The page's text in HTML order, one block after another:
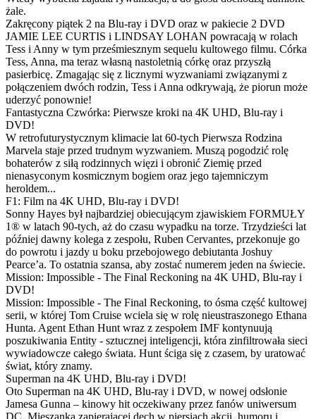
żale.
Zakręcony piątek 2 na Blu-ray i DVD oraz w pakiecie 2 DVD
JAMIE LEE CURTIS i LINDSAY LOHAN powracają w rolach
Tess i Anny w tym prześmiesznym sequelu kultowego filmu. Córka
Tess, Anna, ma teraz własną nastoletnią córkę oraz przyszłą
pasierbicę. Zmagając się z licznymi wyzwaniami związanymi z
połączeniem dwóch rodzin, Tess i Anna odkrywają, że piorun może
uderzyć ponownie!
Fantastyczna Czwórka: Pierwsze kroki na 4K UHD, Blu-ray i
DVD!
W retrofuturystycznym klimacie lat 60-tych Pierwsza Rodzina
Marvela staje przed trudnym wyzwaniem. Muszą pogodzić rolę
bohaterów z siłą rodzinnych więzi i obronić Ziemię przed
nienasyconym kosmicznym bogiem oraz jego tajemniczym
heroldem...
F1: Film na 4K UHD, Blu-ray i DVD!
Sonny Hayes był najbardziej obiecującym zjawiskiem FORMUŁY
1® w latach 90-tych, aż do czasu wypadku na torze. Trzydzieści lat
później dawny kolega z zespołu, Ruben Cervantes, przekonuje go
do powrotu i jazdy u boku przebojowego debiutanta Joshuy
Pearce’a. To ostatnia szansa, aby zostać numerem jeden na świecie.
Mission: Impossible - The Final Reckoning na 4K UHD, Blu-ray i
DVD!
Mission: Impossible - The Final Reckoning, to ósma część kultowej
serii, w której Tom Cruise wciela się w rolę nieustraszonego Ethana
Hunta. Agent Ethan Hunt wraz z zespołem IMF kontynuują
poszukiwania Entity - sztucznej inteligencji, która zinfiltrowała sieci
wywiadowcze całego świata. Hunt ściga się z czasem, by uratować
świat, który znamy.
Superman na 4K UHD, Blu-ray i DVD!
Oto Superman na 4K UHD, Blu-ray i DVD, w nowej odsłonie
Jamesa Gunna – kinowy hit oczekiwany przez fanów uniwersum
DC. Mieszanka zapierającej dech w piersiach akcji, humoru i